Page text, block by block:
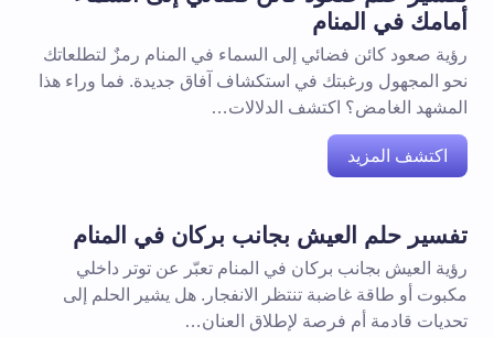
أمامك في المنام
رؤية صعود كائن فضائي إلى السماء في المنام رمزٌ لتطلعاتك
نحو المجهول ورغبتك في استكشاف آفاق جديدة. فما وراء هذا
المشهد الغامض؟ اكتشف الدلالات…
اكتشف المزيد
تفسير حلم العيش بجانب بركان في المنام
رؤية العيش بجانب بركان في المنام تعبّر عن توتر داخلي
مكبوت أو طاقة غاضبة تنتظر الانفجار. هل يشير الحلم إلى
تحديات قادمة أم فرصة لإطلاق العنان…